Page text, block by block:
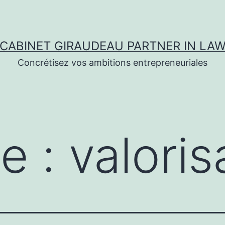
CABINET GIRAUDEAU PARTNER IN
Concrétisez vos ambitions entrepreneuriales
: